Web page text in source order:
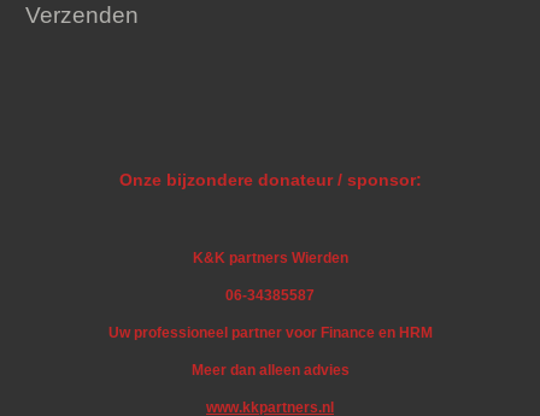
Verzenden
Onze bijzondere donateur / sponsor:
K&K partners Wierden
06-34385587
Uw professioneel partner voor Finance en HRM
Meer dan alleen advies
www.kkpartners.nl